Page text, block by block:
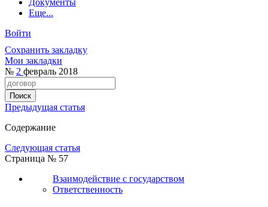
Документы
Еще...
Войти
Сохранить закладку
Мои закладки
№ 2 февраль 2018
Предыдущая статья
Содержание
Следующая статья
Страница № 57
Взаимодействие с государством
Ответственность